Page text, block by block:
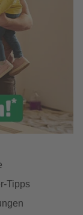
Tipps